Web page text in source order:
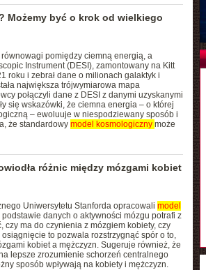
Możemy być o krok od wielkiego
pomiędzy ciemną energią, a
Instrument (DESI), zamontowany na Kitt
roku i zebrał dane o milionach galaktyk i
największa trójwymiarowa mapa
połączyli dane z DESI z danymi uzyskanymi
się wskazówki, że ciemna energia – o której
– ewoluuje w niespodziewany sposób i
że standardowy model kosmologiczny może
różnic między mózgami kobiet
Uniwersytetu Stanforda opracowali model
danych o aktywności mózgu potrafi z
czy ma do czynienia z mózgiem kobiety, czy
to pozwala rozstrzygnąć spór o to,
kobiet a mężczyzn. Sugeruje również, że
lepsze zrozumienie schorzeń centralnego
sposób wpływają na kobiety i mężczyzn.